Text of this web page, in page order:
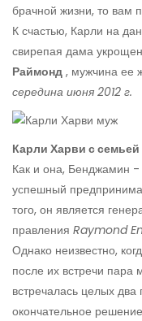
брачной жизни, то вам
К счастью, Карли на
свирепая дама
Раймонд , мужчина ее
середина июня 2012 г.
Карли Харви с семьей
Как и она, Бенджамин
успешный
того, он является
правления Raymond
Однако неизвестно,
после их встречи пара
встречалась целых
окончательное